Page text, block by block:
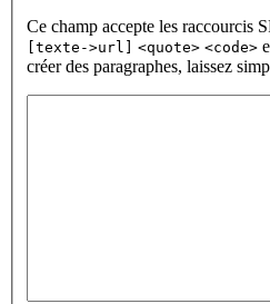
Ce champ accepte les raccourcis
[texte->url]
<quote> <code>
créer des paragraphes, laissez